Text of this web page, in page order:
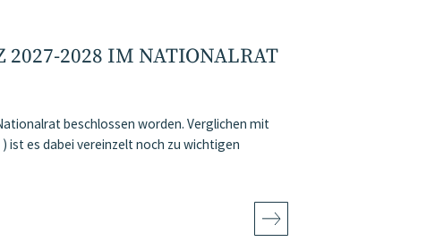
2027-2028 IM NATIONALRAT
beschlossen worden. Verglichen mit
ist es dabei vereinzelt noch zu wichtigen